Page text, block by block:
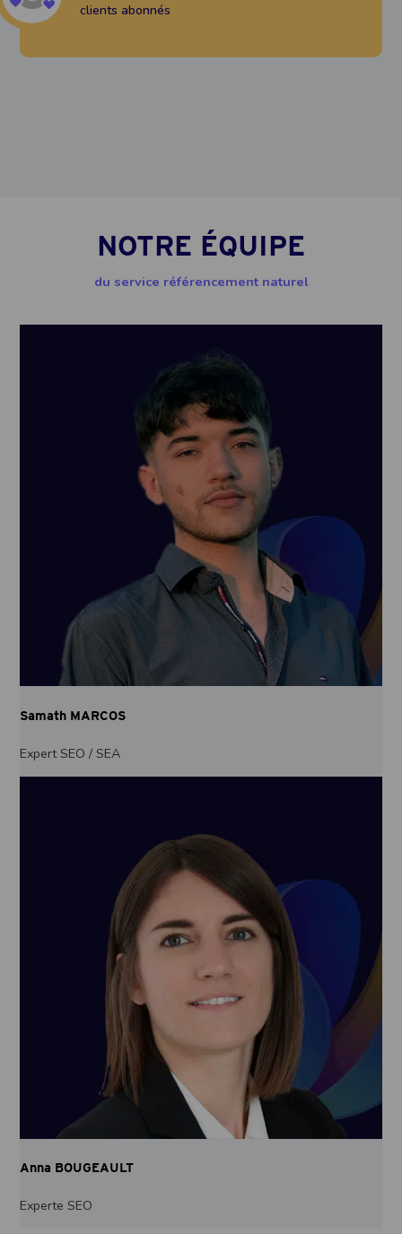
clients abonnés
NOTRE ÉQUIPE
du service référencement naturel
Samath MARCOS
Expert SEO / SEA
Anna BOUGEAULT
Experte SEO